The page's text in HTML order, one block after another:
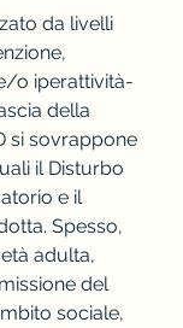
da livelli
o iperattività-
della
si sovrappone
il Disturbo
e il
Spesso,
adulta,
del
sociale,